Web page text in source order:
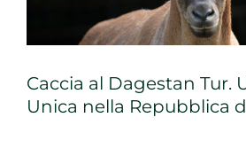
Caccia al Dagestan Tur.
Unica nella Repubblica